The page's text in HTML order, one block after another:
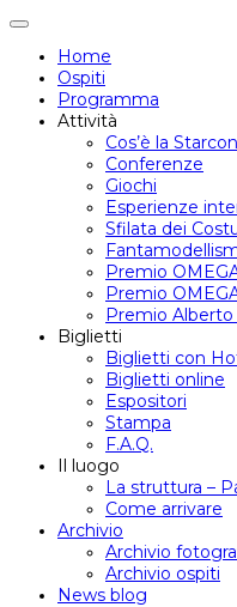
Attiva/disattiva
navigazione
Home
Ospiti
Programma
Attività
Cos’è la
Conferenze
Giochi
Esperienze
Sfilata dei
Premio
Premio
Premio Alberto
Biglietti
Biglietti con
Biglietti online
Espositori
Stampa
F.A.Q.
Il luogo
La struttura –
Come arrivare
Archivio
Archivio
Archivio ospiti
News blog